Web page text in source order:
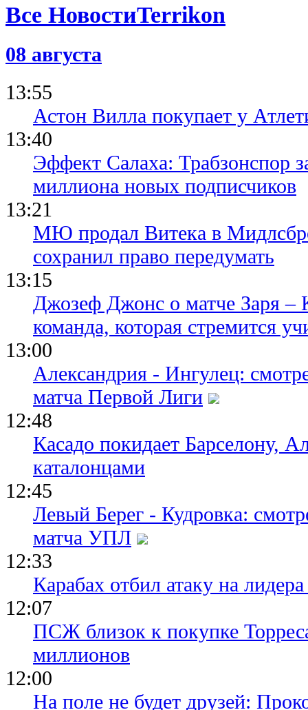
Все Новости
08 августа
13:55
Астон Вилла покупает у
13:40
Эффект Салаха: Трабзонспор
миллиона новых подписчиков
13:21
МЮ продал Витека в
сохранил право передумать
13:15
Джозеф Джонс о матче Заря
команда, которая стремится
13:00
Александрия - Ингулец:
матча Первой Лиги
12:48
Касадо покидает Барселону,
каталонцами
12:45
Левый Берег - Кудровка:
матча УПЛ
12:33
Карабах отбил атаку на
12:07
ПСЖ близок к покупке
миллионов
12:00
На поле не будет друзей: